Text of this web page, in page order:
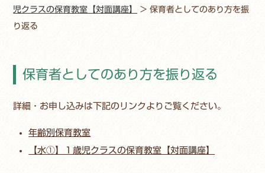
児クラスの保育教室【対面講座】
>保育者としてのあり方を振
り返る
保育者としてのあり方を振り返る
詳細・お申し込みは下記のリンクよりご覧ください。
年齢別保育教室
【水①】１歳児クラスの保育教室【対面講座】